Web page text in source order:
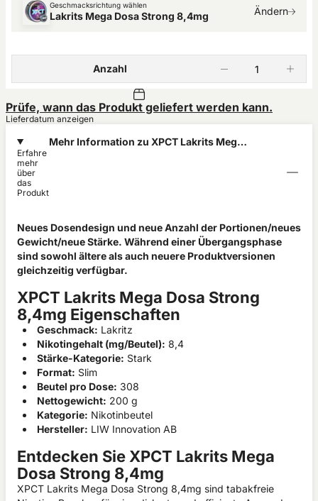
Geschmacksrichtung wählen
Lakrits Mega Dosa Strong 8,4mg Ändern
Anzahl
Prüfe, wann das Produkt geliefert werden kann.
Lieferdatum anzeigen
Mehr Information zu XPCT Lakrits Mega
Erfahre
mehr
über
das
Produkt
Neues Dosendesign und neue Anzahl der Portionen/neues
Gewicht/neue Stärke. Während einer Übergangsphase
sind sowohl ältere als auch neuere Produktversionen
gleichzeitig verfügbar.
XPCT Lakrits Mega Dosa Strong
8,4mg Eigenschaften
Geschmack: Lakritz
Nikotingehalt (mg/Beutel): 8,4
Stärke-Kategorie: Stark
Format: Slim
Beutel pro Dose: 308
Nettogewicht: 200 g
Kategorie: Nikotinbeutel
Hersteller: LIW Innovation AB
Entdecken Sie XPCT Lakrits Mega
Dosa Strong 8,4mg
XPCT Lakrits Mega Dosa Strong 8,4mg sind tabakfreie